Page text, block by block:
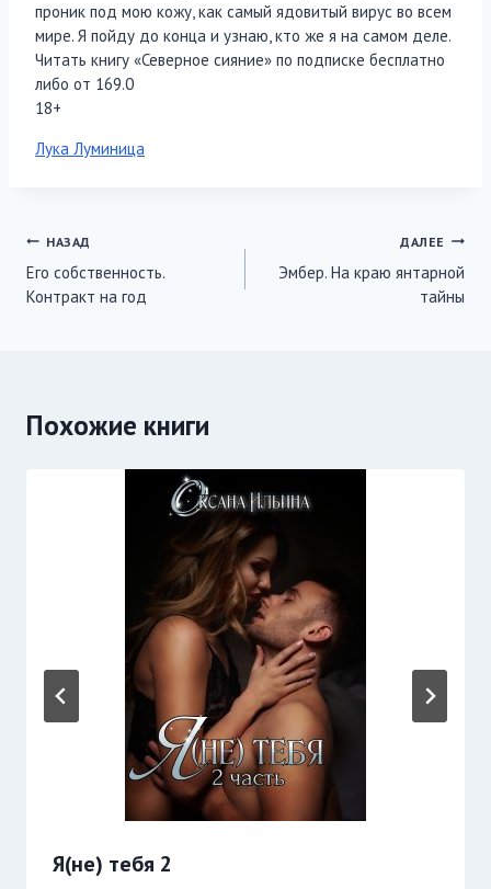
проник под мою кожу, как самый ядовитый вирус во всем
мире. Я пойду до конца и узнаю, кто же я на самом деле.
Читать книгу «Северное сияние» по подписке бесплатно
либо от 169.0
18+
Метки
Лука Луминица
Навигация
по
записям
НАЗАД
Его собственность.
Контракт на год
ДАЛЕЕ
Эмбер. На краю янтарной
тайны
Похожие книги
Я(не) тебя 2